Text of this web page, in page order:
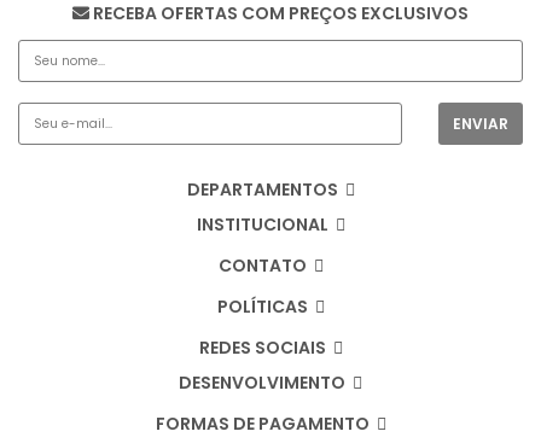
RECEBA OFERTAS COM PREÇOS EXCLUSIVOS
DEPARTAMENTOS
INSTITUCIONAL
CONTATO
POLÍTICAS
REDES SOCIAIS
DESENVOLVIMENTO
FORMAS DE PAGAMENTO